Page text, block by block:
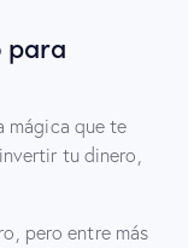
para
mágica que te
tu dinero,
pero entre más